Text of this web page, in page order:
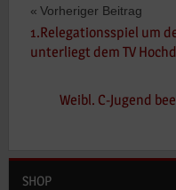
Vorheriger Beitrag
1.Relegationsspiel um
unterliegt dem TV
Weibl. C-Jugend
SHOP